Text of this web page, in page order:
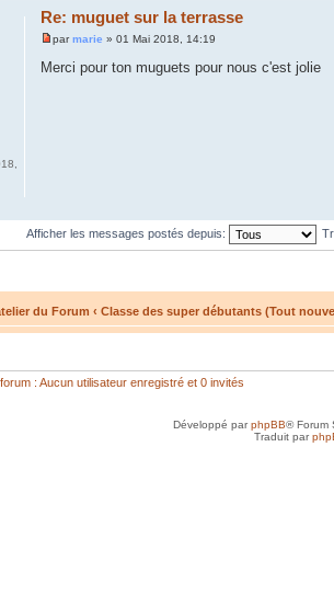
Re: muguet sur la terrasse
parmarie » 01 Mai 2018, 14:19
Merci pour ton muguets pour nous c'est jolie
Afficher les messages postés depuis:
du Forum ‹ Classe des super débutants (Tout
: Aucun utilisateur enregistré et 0 invités
Développé parphpBB® Forum
Traduit par